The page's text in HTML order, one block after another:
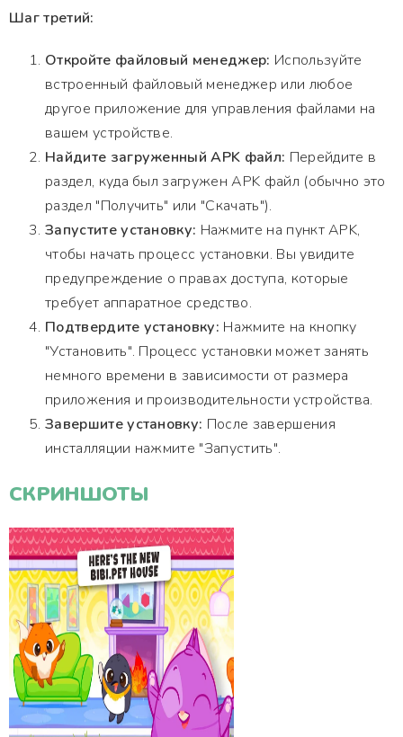
Шаг третий:
Откройте файловый менеджер: Используйте
встроенный файловый менеджер или любое
другое приложение для управления файлами на
вашем устройстве.
Найдите загруженный APK файл: Перейдите в
раздел, куда был загружен APK файл (обычно это
раздел "Получить" или "Скачать").
Запустите установку: Нажмите на пункт APK,
чтобы начать процесс установки. Вы увидите
предупреждение о правах доступа, которые
требует аппаратное средство.
Подтвердите установку: Нажмите на кнопку
"Установить". Процесс установки может занять
немного времени в зависимости от размера
приложения и производительности устройства.
Завершите установку: После завершения
инсталляции нажмите "Запустить".
СКРИНШОТЫ